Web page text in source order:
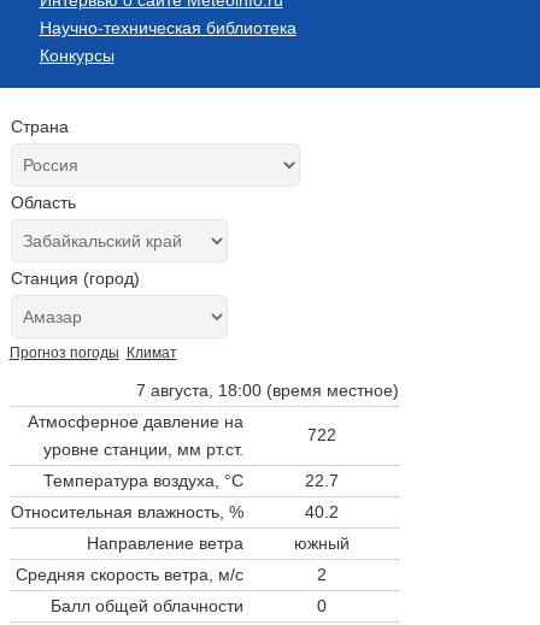
Научно-техническая библиотека
Конкурсы
Страна
Область
Станция (город)
Прогноз погоды Климат
7 августа, 18:00 (время местное)
Атмосферное давление на
уровне станции, мм рт.ст.
722
Температура воздуха, °C
22.7
Относительная влажность, %
40.2
Направление ветра
южный
Средняя скорость ветра, м/с
2
Балл общей облачности
0